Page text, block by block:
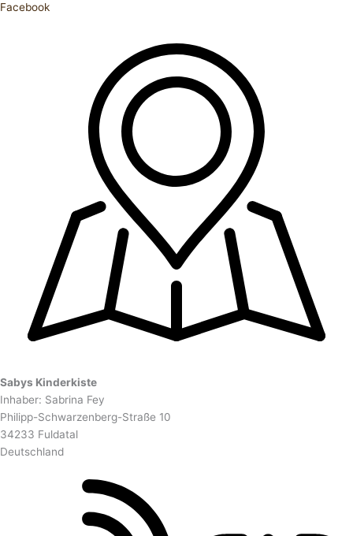
Facebook
Sabys Kinderkiste
Inhaber: Sabrina Fey
Philipp-Schwarzenberg-Straße 10
34233 Fuldatal
Deutschland